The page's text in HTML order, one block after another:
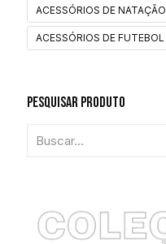
ACESSÓRIOS DE NATAÇÃO
ACESSÓRIOS DE FUTEBOL
Pesquisar Produto